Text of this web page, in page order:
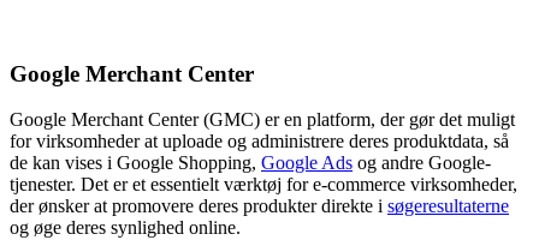
Google Merchant Center
Google Merchant Center (GMC) er en platform, der gør det muligt
for virksomheder at uploade og administrere deres produktdata, så
de kan vises i Google Shopping, Google Ads og andre Google-
tjenester. Det er et essentielt værktøj for e-commerce virksomheder,
der ønsker at promovere deres produkter direkte i søgeresultaterne
og øge deres synlighed online.